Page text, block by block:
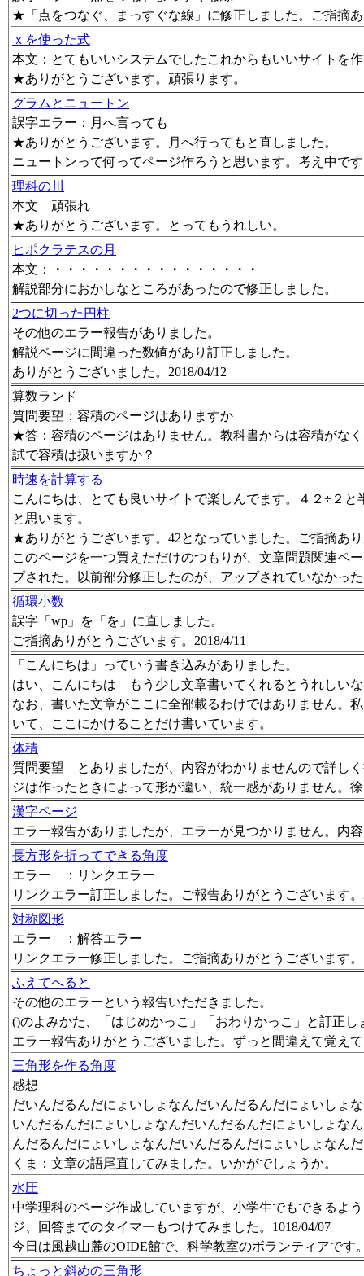
★「点をつなぐ、まっすぐな線」に修正しました。ご指摘
ｘを使った式
本文：とてもいいシステムでしたこれからもいいサイトを
★ありがとうございます。頑張ります。
グラムとニュートン
誤字エラー：月へ言っても
★ありがとうございます。月へ行ってもと直しました。
ニュートンって何ってページ作ろうと思います。考え中で
理科の川
本文 頑張れ
★ありがとうございます。とってもうれしい。
ヒポクラテスの月
本文：・・・・・・・・・・・・・・・・
解説部分におかしなところがあったので修正しました。
2つに切った円柱
その他のエラー報告がありました。
解説ページに間違った数値があり訂正しました。
ありがとうございました。2018/04/12
算数ランド
質問要望：容積のページはありますか
★答：容積のページはありません。教科書からは容積がな
試で容積は扱いますか？
時速を計算する
こんにちは、とても良いサイトで楽しんでます。４２÷２
と思います。
★ありがとうございます。42となっていました。ご指摘あ
このページを一つ買えただけのつもりが、文章問題関連ペ
プされた。以前部分修正したのが、アップされていなかっ
循環小数
誤字「wp」を「を」に直しました。
ご指摘ありがとうございます。2018/4/11
「こんにちは」っていう書き込みがありました。
はい、こんにちは もう少し文章書いてくれるとうれしい
なお、書いた文章がここに全部載るわけではありません。
いて、ここにかけることだけ書いています。
体積
質問要望 とありましたが、内容がわかりませんので詳し
ジは作ったときによって形が違い、統一感がありません。
漢字ページ
エラー報告がありましたが、エラーが見つかりません。内
長方形を折ってできる角度
エラー ：リンクエラー
リンクエラー訂正しました。ご報告ありがとうございます。
対称図形
エラー ：解答エラー
リンクエラー修正しました。ご指摘ありがとうございます。
ふえてへると
その他のエラーという報告いただきました。
()のよみかた、「はじめかっこ」「おわりかっこ」と訂正し
エラー報告ありがとうございました。ずっと間違えて覚え
三角形を作る角度
感想
だいんだるんだにょいしょなんだいんだるんだにょいしょ
いんだるんだにょいしょなんだいんだるんだにょいしょな
んだるんだにょいしょなんだいんだるんだにょいしょなん
くま：文章の語尾直してみました。いかがでしょうか。
水圧
中学理科のページ作成していますが、小学生でもできるよ
ジ、回答までのタイマーもつけてみました。1018/04/07
今日は風越山麓のOIDE館で、科学教室のボランティアです
ちょっと斜めの三角形